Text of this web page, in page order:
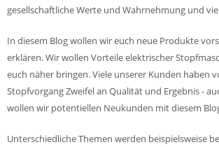
gesellschaftliche Werte und Wahrnehmung und
In diesem Blog wollen wir euch neue Produkte
erklären. Wir wollen Vorteile elektrischer
euch näher bringen. Viele unserer Kunden haben
Stopfvorgang Zweifel an Qualität und Ergebnis -
wollen wir potentiellen Neukunden mit diesem
Unterschiedliche Themen werden beispielsweise